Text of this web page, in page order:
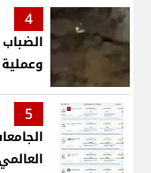
4
وعملية
5
العالمي لعام